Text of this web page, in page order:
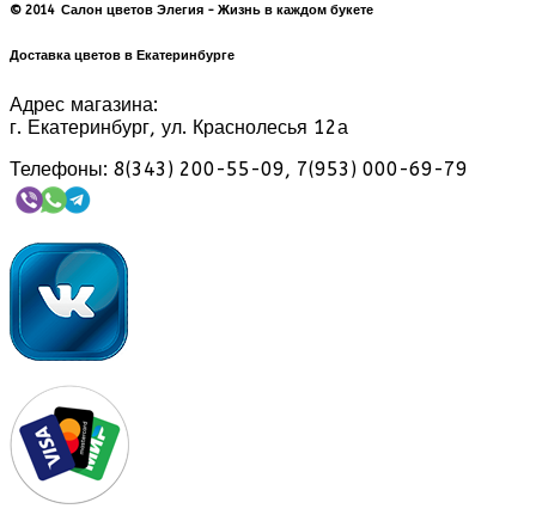
© 2014 Салон цветов Элегия - Жизнь в каждом букете
Доставка цветов в Екатеринбурге
Адрес магазина:
г. Екатеринбург, ул. Краснолесья 12а
Телефоны: 8(343) 200-55-09, 7(953) 000-69-79